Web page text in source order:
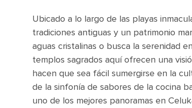
Ubicado a lo largo de las playas
tradiciones antiguas y un patrimonio
aguas cristalinas o busca la serenidad
templos sagrados aquí ofrecen una
hacen que sea fácil sumergirse en la
de la sinfonía de sabores de la cocina
uno de los mejores panoramas en